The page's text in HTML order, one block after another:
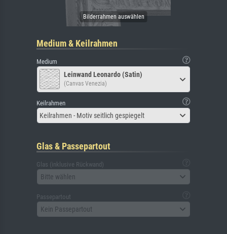
Medium & Keilrahmen
Medium
Leinwand Leonardo (Satin)
(Canvas Venezia)
Keilrahmen
Keilrahmen - Motiv seitlich gespiegelt
Glas & Passepartout
Glas (inklusive Rückwand)
Bitte wählen
Passepartout
Kein Passepartout